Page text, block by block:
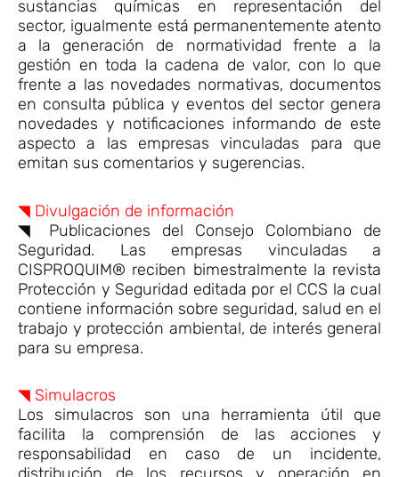
sustancias químicas en representación del
sector, igualmente está permanentemente atento
a la generación de normatividad frente a la
gestión en toda la cadena de valor, con lo que
frente a las novedades normativas, documentos
en consulta pública y eventos del sector genera
novedades y notificaciones informando de este
aspecto a las empresas vinculadas para que
emitan sus comentarios y sugerencias.
◥ Divulgación de información
◥ Publicaciones del Consejo Colombiano de
Seguridad. Las empresas vinculadas a
CISPROQUIM® reciben bimestralmente la revista
Protección y Seguridad editada por el CCS la cual
contiene información sobre seguridad, salud en el
trabajo y protección ambiental, de interés general
para su empresa.
◥ Simulacros
Los simulacros son una herramienta útil que
facilita la comprensión de las acciones y
responsabilidad en caso de un incidente,